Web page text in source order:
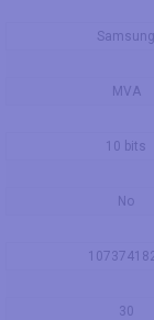
Samsung
MVA
10 bits
No
30